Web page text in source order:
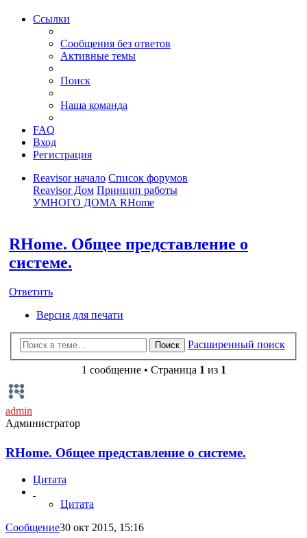
Ссылки
Сообщения без ответов
Активные темы
Поиск
Наша команда
FAQ
Вход
Регистрация
Reavisor начало Список форумов
Reavisor Дом Принцип работы
УМНОГО ДОМА RHome
RHome. Общее представление о
системе.
Ответить
Версия для печати
Поиск Расширенный поиск
1 сообщение • Страница 1 из 1
admin
Администратор
RHome. Общее представление о системе.
Цитата
Цитата
Сообщение30 окт 2015, 15:16